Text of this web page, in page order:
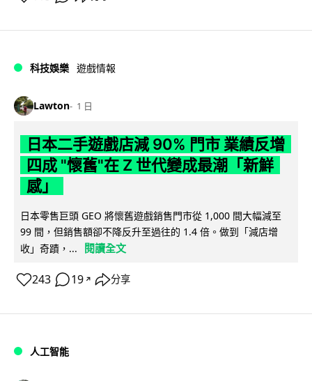
科技娛樂 遊戲情報
Lawton 1 日
日本二手遊戲店減 90% 門市 業績反增
四成 "懷舊"在 Z 世代變成最潮「新鮮
感」
日本零售巨頭 GEO 將懷舊遊戲銷售門市從 1,000 間大幅減至
99 間，但銷售額卻不降反升至過往的 1.4 倍。做到「減店增
收」奇蹟，...
閱讀全文
243 19 ↗ 分享
人工智能